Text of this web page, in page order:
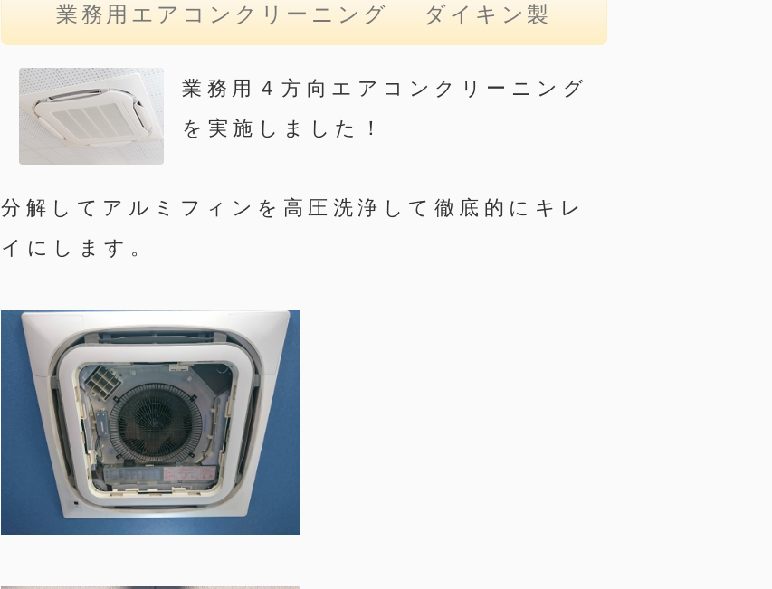
業務用エアコンクリーニング ダイキン製
業務用４方向エアコンクリーニング
を実施しました！
分解してアルミフィンを高圧洗浄して徹底的にキレ
イにします。